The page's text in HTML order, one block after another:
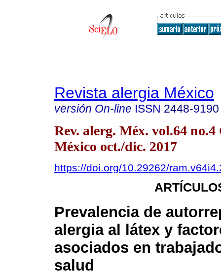
Revista alergia México
versión On-line ISSN 2448-9190
Rev. alerg. Méx. vol.64
México oct./dic. 2017
https://doi.org/10.29262/
Prevalencia de
alergia al látex y
asociados en
salud